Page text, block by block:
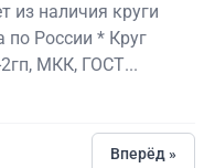
из наличия круги
России * Круг
МКК, ГОСТ...
Вперёд »